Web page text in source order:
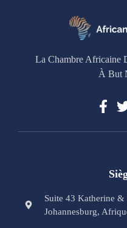
La Chambre Africaine
À But
Suite 43 Katherine &
Johannesburg,